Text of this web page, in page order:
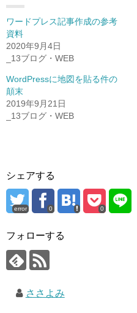
ワードプレス記事作成の参考
資料
2020年9月4日
_13ブログ・WEB
WordPressに地図を貼る件の
顛末
2019年9月21日
_13ブログ・WEB
シェアする
error 0 0
フォローする
ささよみ